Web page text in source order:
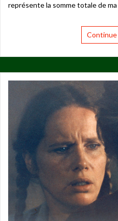
représente la somme totale de
Continue